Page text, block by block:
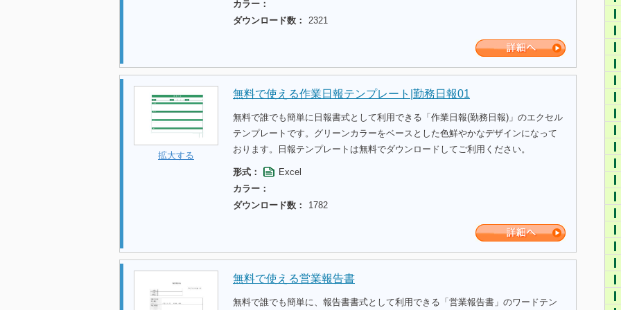
カラー：
ダウンロード数：
2321
拡大する
無料で使える作業日報テンプレート|勤務日報01
無料で誰でも簡単に日報書式として利用できる「作業日報(勤務日報)」のエクセル
テンプレートです。グリーンカラーをベースとした色鮮やかなデザインになって
おります。日報テンプレートは無料でダウンロードしてご利用ください。
形式：
Excel
カラー：
ダウンロード数：
1782
無料で使える営業報告書
無料で誰でも簡単に、報告書書式として利用できる「営業報告書」のワードテン